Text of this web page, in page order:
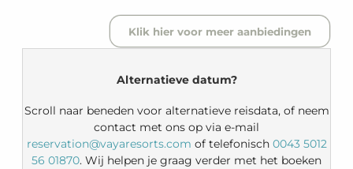
VAYA Zillertal - Our
Klik hier voor meer aanbiedingen
Alternatieve datum?
Scroll naar beneden voor alternatieve reisdata, of neem
contact met ons op via e-mail
reservation@vayaresorts.com of telefonisch 0043 5012
56 01870. Wij helpen je graag verder met het boeken